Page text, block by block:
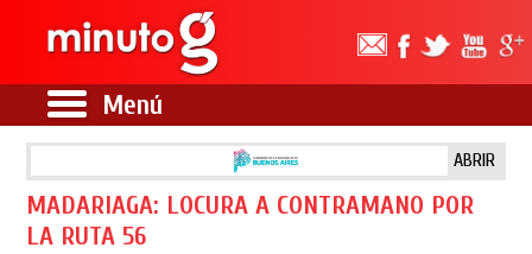
Menú
ABRIR
MADARIAGA: LOCURA A CONTRAMANO POR
LA RUTA 56